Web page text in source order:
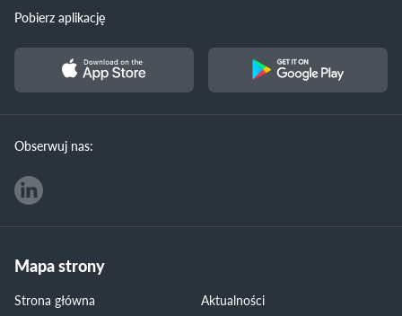
Pobierz aplikację
Obserwuj nas:
Mapa strony
Strona główna
Aktualności